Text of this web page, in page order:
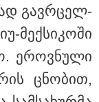
გავ­რცელ­
ეროვ­ნუ­ლი
ცნო­ბით,